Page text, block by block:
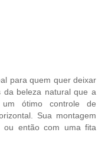
para quem quer deixar
da beleza natural que a
um ótimo controle de
Sua montagem
ou então com uma fita